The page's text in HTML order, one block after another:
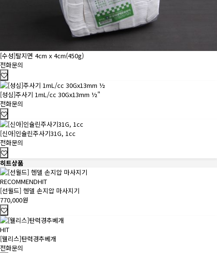
[수성]탈지면 4cm x 4cm(450g)
전화문의
[성심]주사기 1mL/cc 30Gx13mm ½"
전화문의
[신아]인슐린주사기31G, 1cc
전화문의
히트상품
RECOMMENDHIT
[선월드] 헨델 손지압 마사지기
770,000원
HIT
[웰리스]탄력경추베개
전화문의